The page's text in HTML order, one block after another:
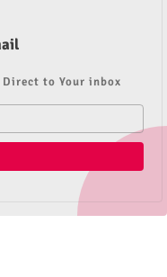
to Your inbox